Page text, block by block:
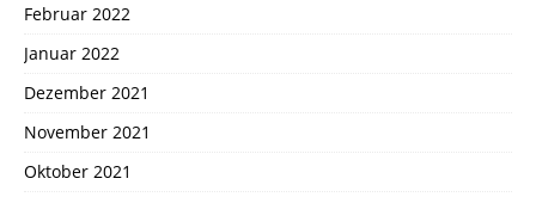
Februar 2022
Januar 2022
Dezember 2021
November 2021
Oktober 2021